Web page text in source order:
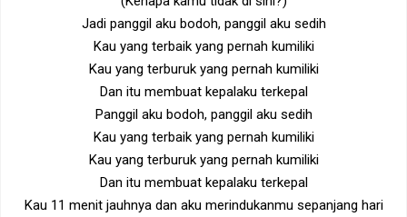
Jadi panggil aku bodoh, panggil aku sedih
Kau yang terbaik yang pernah kumiliki
Kau yang terburuk yang pernah kumiliki
Dan itu membuat kepalaku terkepal
Panggil aku bodoh, panggil aku sedih
Kau yang terbaik yang pernah kumiliki
Kau yang terburuk yang pernah kumiliki
Dan itu membuat kepalaku terkepal
Kau 11 menit jauhnya dan aku merindukanmu sepanjang hari